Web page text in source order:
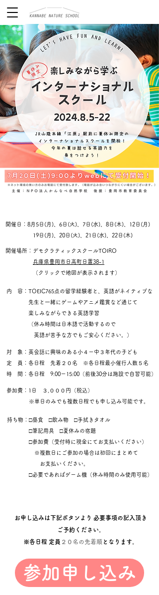
開催日：8月5日(月)、6日(火)、7日(水)、8日(木)、12日(月)
19日(月)、20日(火)、21日(水)、22日(木)
開催場所：デモクラティックスクールTOIRO
兵庫県豊岡市日高町日置38-1
（クリックで地図が表示されます）
内 容：TOEIC765点の留学経験者と、英語がネイティブな
先生と一緒にゲームやアニメ鑑賞など通じて
楽しみながらできる英語学習
（休み時間は日本語で活動するので
英語が苦手な方でもご安心ください。）
対 象：英会話に興味のある小４ー中３年代の子ども
定 員：各日程 先着２０名 ※各日程最小催行人数５名
時 間：各日程 9:00ー15:00（前後30分は施設で自習可能）
参加費：1日 ３,０００円（税込）
​※単日のみでも複数日程でも申し込み可能です。
持ち物：□昼食 □飲み物 □手拭きタオル
□筆記用具 □夏休みの宿題
□参加費（受付時に現金にてお支払いください）
※複数日にご参加の場合は初回にまとめて
お支払いください。
□必要であればゲーム機（休み時間のみ使用可能）
お申し込みは下記ボタンより 必要事項の記入頂き
ご予約ください。
※各日程 定員 ２０名の先着順 となります。
参加申し込み